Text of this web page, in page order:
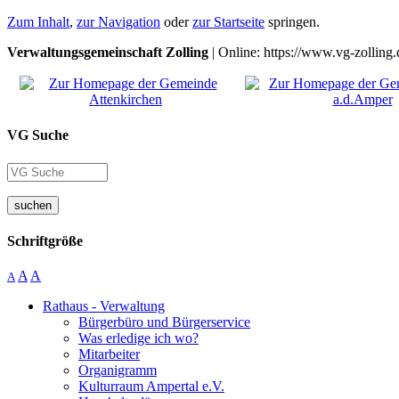
Zum Inhalt, zur Navigation oderzur Startseite springen.
Verwaltungsgemeinschaft Zolling | Online: https://www.vg-
VG Suche
suchen
Schriftgröße
A A A
Rathaus - Verwaltung
Bürgerbüro und Bürgerservice
Was erledige ich wo?
Mitarbeiter
Organigramm
Kulturraum Ampertal e.V.